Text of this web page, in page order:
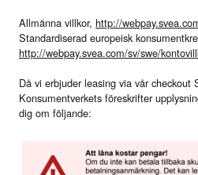
Allmänna villkor, http://
Standardiserad europeisk
http://webpay.svea.com/sv/swe/
Då vi erbjuder leasing via vår checkout
Konsumentverkets föreskrifter
dig om följande: